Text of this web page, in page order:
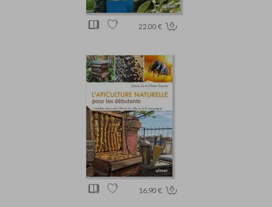
22.00 €
16.90 €